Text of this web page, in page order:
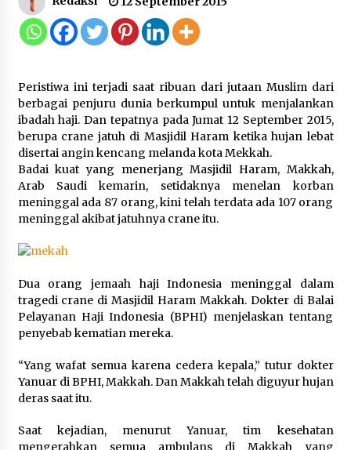
Gebyar Lomba 17 Agustus RSUD
Tigaraksa, Semarakkan HUT RI
dengan Nuansa Kebersamaan
Pemanfaatan Limbah Galon Bekas,
Lapas Banjar Tanam 200 Pohon
Cabai Dukung Program Ketahanan
Pangan
7 Agustus 2026
Pengelolaan , Perumdam TKR
Didesak Transparan
7 Agustus 2026
Sarana PAUD Diperkuat, Tangsel
Dorong Angka Partisipasi Sekolah
Peristiwa ini terjadi saat ribuan dari jutaan Muslim dari
berbagai penjuru dunia berkumpul untuk menjalankan
ibadah haji. Dan tepatnya pada Jumat 12 September 2015,
berupa crane jatuh di Masjidil Haram ketika hujan lebat
disertai angin kencang melanda kota Mekkah.
Badai kuat yang menerjang Masjidil Haram, Makkah,
Arab Saudi kemarin, setidaknya menelan korban
meninggal ada 87 orang, kini telah terdata ada 107 orang
meninggal akibat jatuhnya crane itu.
Dua orang jemaah haji Indonesia meninggal dalam
tragedi crane di Masjidil Haram Makkah. Dokter di Balai
Pelayanan Haji Indonesia (BPHI) menjelaskan tentang
penyebab kematian mereka.
“Yang wafat semua karena cedera kepala,” tutur dokter
Yanuar di BPHI, Makkah. Dan Makkah telah diguyur hujan
deras saat itu.
Saat kejadian, menurut Yanuar, tim kesehatan
mengerahkan semua ambulans di Makkah yang